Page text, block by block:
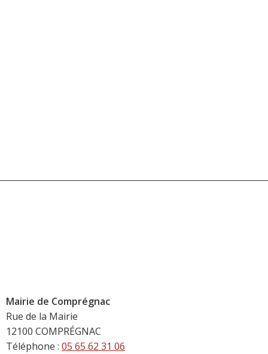
Mairie de Comprégnac
Rue de la Mairie
12100 COMPRÉGNAC
Téléphone : 05 65 62 31 06